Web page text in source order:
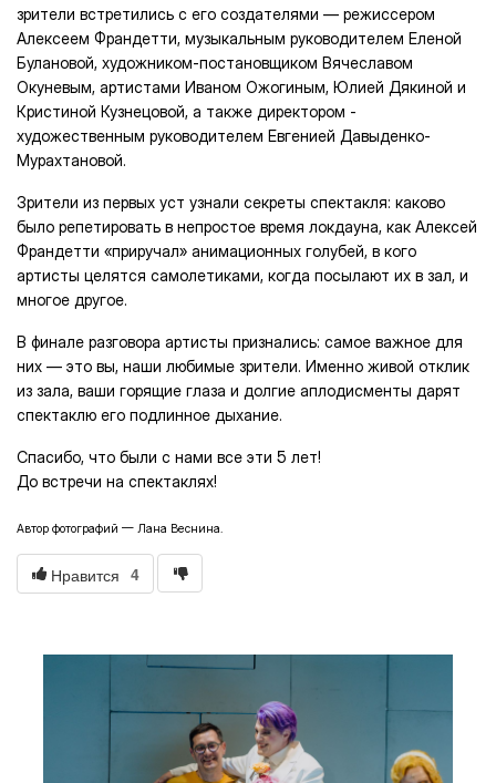
зрители встретились с его создателями — режиссером
Алексеем Франдетти, музыкальным руководителем Еленой
Булановой, художником-постановщиком Вячеславом
Окуневым, артистами Иваном Ожогиным, Юлией Дякиной и
Кристиной Кузнецовой, а также директором -
художественным руководителем Евгенией Давыденко-
Мурахтановой.
Зрители из первых уст узнали секреты спектакля: каково
было репетировать в непростое время локдауна, как Алексей
Франдетти «приручал» анимационных голубей, в кого
артисты целятся самолетиками, когда посылают их в зал, и
многое другое.
В финале разговора артисты признались: самое важное для
них — это вы, наши любимые зрители. Именно живой отклик
из зала, ваши горящие глаза и долгие аплодисменты дарят
спектаклю его подлинное дыхание.
Спасибо, что были с нами все эти 5 лет!
До встречи на спектаклях!
Автор фотографий — Лана Веснина.
Нравится 4